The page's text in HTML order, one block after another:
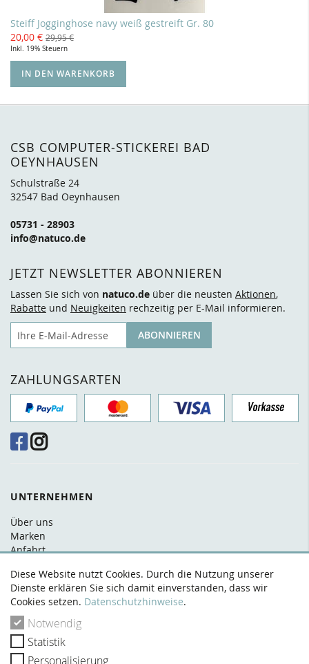
Diese Website nutzt Cookies. Durch die Nutzung unserer
Dienste erklären Sie sich damit einverstanden, dass wir
Cookies setzen. Datenschutzhinweise.
Notwendig
Statistik
Personalisierung
Steiff Jogginghose navy weiß gestreift Gr. 80
20,00 € 29,95 €
Inkl. 19% Steuern
IN DEN WARENKORB
CSB COMPUTER-STICKEREI BAD
OEYNHAUSEN
Schulstraße 24
32547 Bad Oeynhausen
05731 - 28903
info@natuco.de
JETZT NEWSLETTER ABONNIEREN
Lassen Sie sich von natuco.de über die neusten Aktionen,
Rabatte und Neuigkeiten rechzeitig per E-Mail informieren.
ABONNIEREN
ZAHLUNGSARTEN
UNTERNEHMEN
Über uns
Marken
Anfahrt
Kontakt
RECHTLICHES
AGB
Datenschutz
Widerrufsrecht